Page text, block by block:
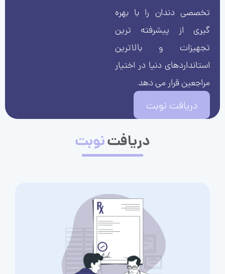
تخصصی دندان را با بهره
گیری از پیشرفته ترین
تجهیزات و بالاترین
استانداردهای دنیا در اختیار
مراجعین قرار می دهد.
دریافت نوبت
دریافتنوبت